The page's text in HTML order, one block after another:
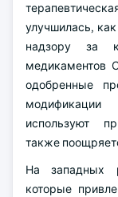
улучшилась,
надзору за
медикаментов
одобренные
используют
также
На западных
которые